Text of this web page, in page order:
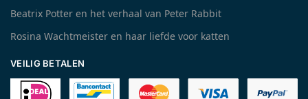
Beatrix Potter en het verhaal van Peter Rabbit
Rosina Wachtmeister en haar liefde voor katten
VEILIG BETALEN